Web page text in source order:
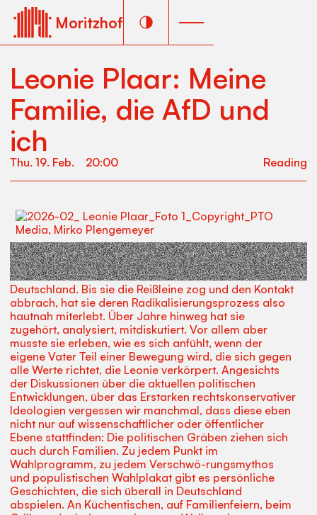
Moritzhof
Leonie Plaar: Meine
Familie, die AfD und
ich
Thu. 19. Feb. 20:00 Reading
Leonie ist queer, politische Aktivistin, Historikerin –
und Tochter eines AfD-Mitglieds. Tatsächlich wählen
fast alle ihrer nahen Verwandten die Alternative für
Deutschland. Bis sie die Reißleine zog und den Kontakt
abbrach, hat sie deren Radikalisierungsprozess also
hautnah miterlebt. Über Jahre hinweg hat sie
zugehört, analysiert, mitdiskutiert. Vor allem aber
musste sie erleben, wie es sich anfühlt, wenn der
eigene Vater Teil einer Bewegung wird, die sich gegen
alle Werte richtet, die Leonie verkörpert. Angesichts
der Diskussionen über die aktuellen politischen
Entwicklungen, über das Erstarken rechtskonservativer
Ideologien vergessen wir manchmal, dass diese eben
nicht nur auf wissenschaftlicher oder öffentlicher
Ebene stattfinden: Die politischen Gräben ziehen sich
auch durch Familien. Zu jedem Punkt im
Wahlprogramm, zu jedem Verschwö-rungsmythos
und populistischen Wahlplakat gibt es persönliche
Geschichten, die sich überall in Deutschland
abspielen. An Küchentischen, auf Familienfeiern, beim